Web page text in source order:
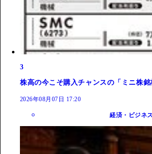
3
株高の今こそ購入チャンスの「ミニ株
2026年08月07日 17:20
経済・ビジネス